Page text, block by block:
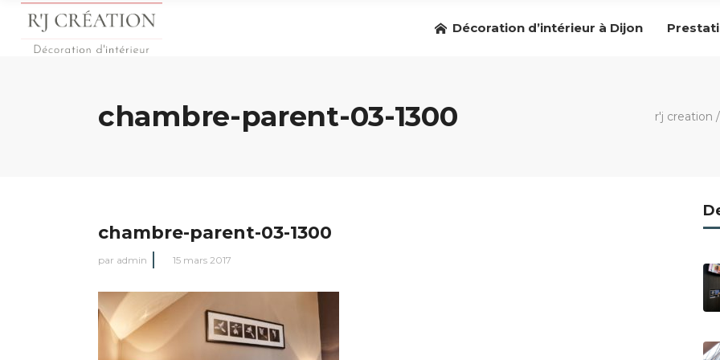
Décoration d’intérieur à Dijon
chambre-parent-03-1300 r'j creation
chambre-parent-03-1300
par admin 15 mars 2017